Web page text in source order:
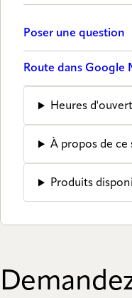
Poser une question
Route dans Google
Heures
À propos de ce
Produits